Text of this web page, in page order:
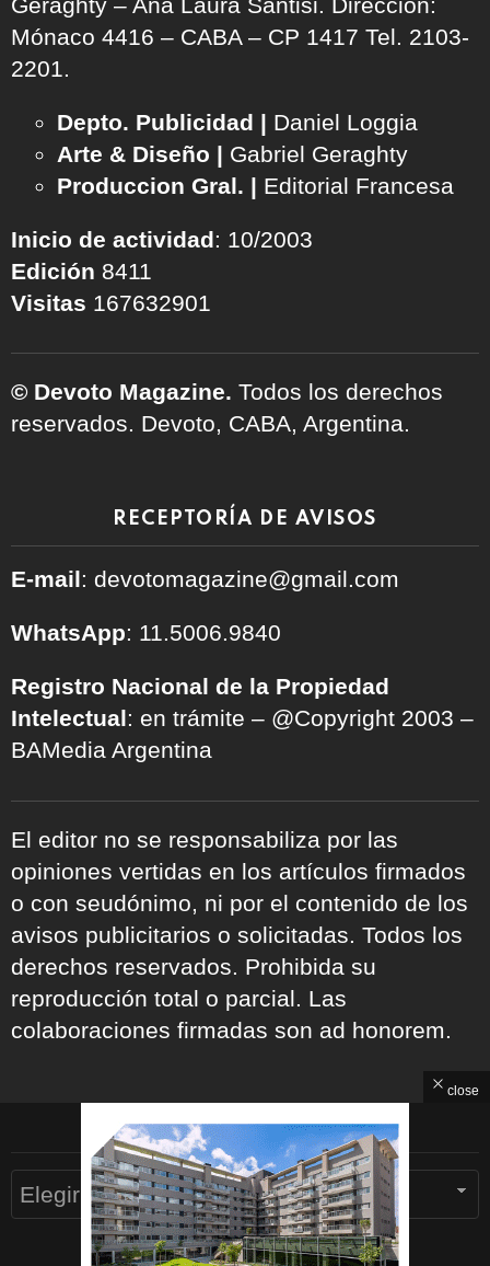
Mónaco 4416 – CABA – CP 1417 Tel. 2103-
2201.
Depto. Publicidad | Daniel Loggia
Arte & Diseño | Gabriel Geraghty
Produccion Gral. | Editorial Francesa
Inicio de actividad: 10/2003
Edición 8411
Visitas 167632901
© Devoto Magazine. Todos los derechos
reservados. Devoto, CABA, Argentina.
RECEPTORÍA DE AVISOS
E-mail: devotomagazine@gmail.com
WhatsApp: 11.5006.9840
Registro Nacional de la Propiedad
Intelectual: en trámite – @Copyright 2003 –
BAMedia Argentina
El editor no se responsabiliza por las
opiniones vertidas en los artículos firmados
o con seudónimo, ni por el contenido de los
avisos publicitarios o solicitadas. Todos los
derechos reservados. Prohibida su
reproducción total o parcial. Las
colaboraciones firmadas son ad honorem.
ARCHIVOS
Archivos
close